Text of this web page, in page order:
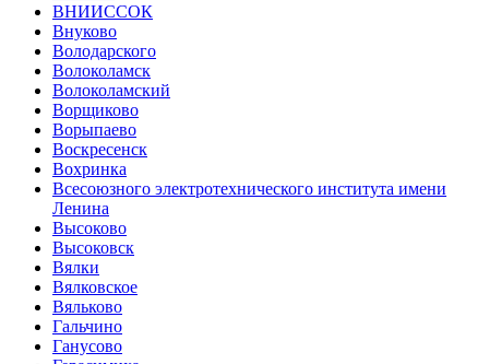
ВНИИССОК
Внуково
Володарского
Волоколамск
Волоколамский
Ворщиково
Ворыпаево
Воскресенск
Вохринка
Всесоюзного электротехнического института имени
Ленина
Высоково
Высоковск
Вялки
Вялковское
Вяльково
Гальчино
Ганусово